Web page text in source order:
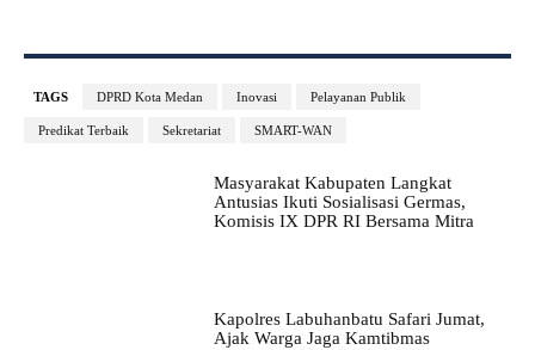
TAGS DPRD Kota Medan Inovasi Pelayanan Publik
Predikat Terbaik Sekretariat SMART-WAN
Masyarakat Kabupaten Langkat
Antusias Ikuti Sosialisasi Germas,
Komisis IX DPR RI Bersama Mitra
Kapolres Labuhanbatu Safari Jumat,
Ajak Warga Jaga Kamtibmas